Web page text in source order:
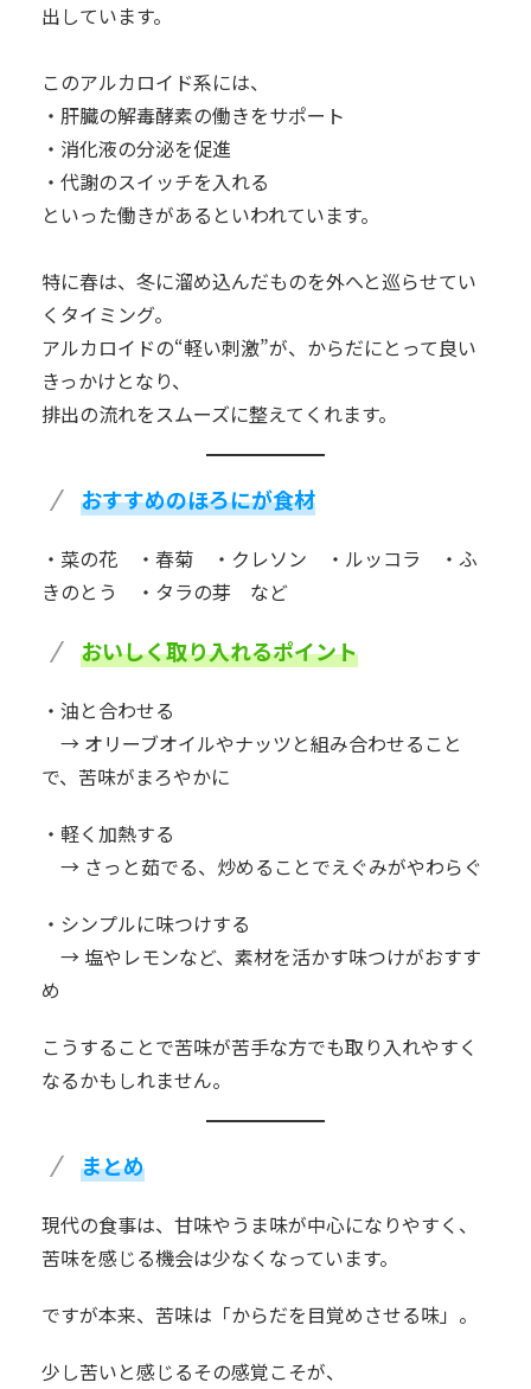
出しています。
このアルカロイド系には、
・肝臓の解毒酵素の働きをサポート
・消化液の分泌を促進
・代謝のスイッチを入れる
といった働きがあるといわれています。
特に春は、冬に溜め込んだものを外へと巡らせてい
くタイミング。
アルカロイドの“軽い刺激”が、からだにとって良い
きっかけとなり、
排出の流れをスムーズに整えてくれます。
おすすめのほろにが食材
・菜の花 ・春菊 ・クレソン ・ルッコラ ・ふ
きのとう ・タラの芽 など
おいしく取り入れるポイント
・油と合わせる
→ オリーブオイルやナッツと組み合わせること
で、苦味がまろやかに
・軽く加熱する
→ さっと茹でる、炒めることでえぐみがやわらぐ
・シンプルに味つけする
→ 塩やレモンなど、素材を活かす味つけがおすす
め
こうすることで苦味が苦手な方でも取り入れやすく
なるかもしれません。
まとめ
現代の食事は、甘味やうま味が中心になりやすく、
苦味を感じる機会は少なくなっています。
ですが本来、苦味は「からだを目覚めさせる味」。
少し苦いと感じるその感覚こそが、